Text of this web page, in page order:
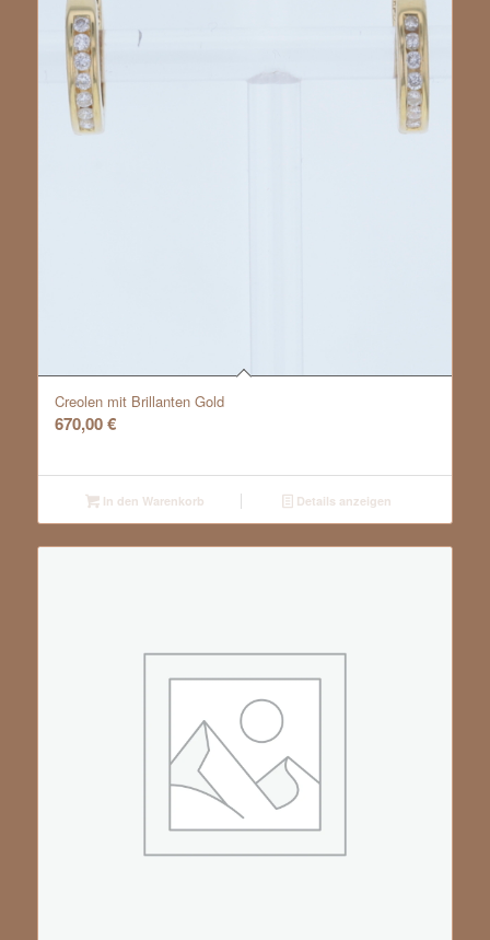
Creolen mit Brillanten Gold
670,00€
In den Warenkorb Details anzeigen